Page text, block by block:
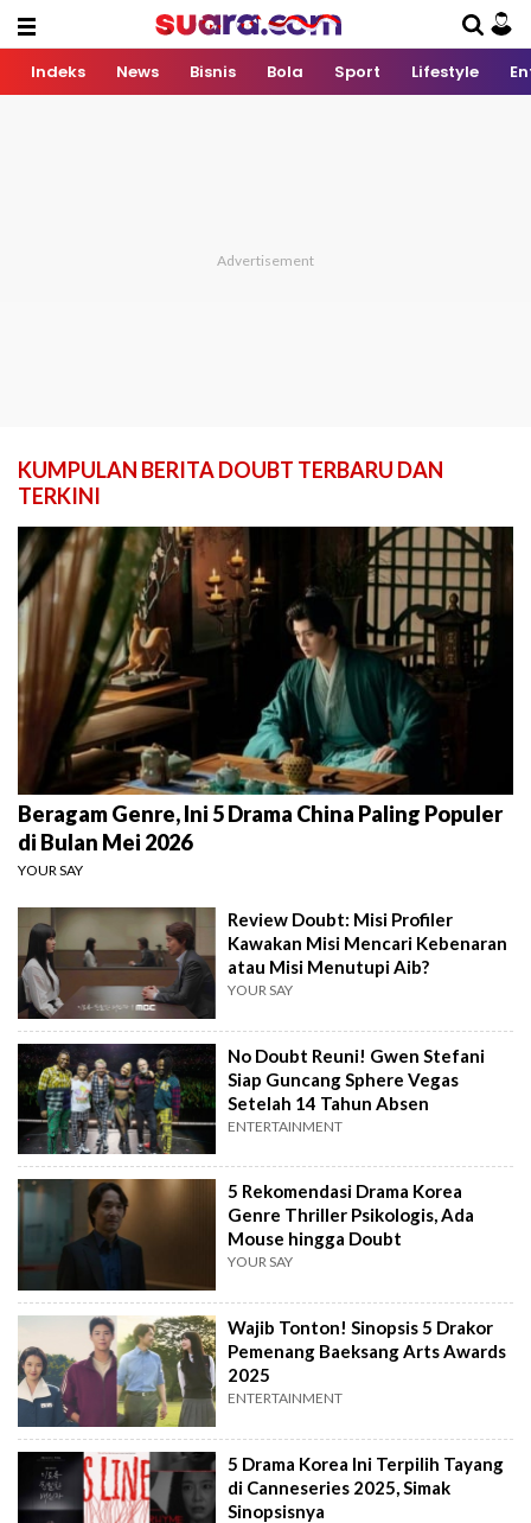
Indeks News Bisnis Bola Sport Lifestyle
KUMPULAN BERITA DOUBT TERBARU DAN
TERKINI
Beragam Genre, Ini 5 Drama China Paling Populer
di Bulan Mei 2026
YOUR SAY
Review Doubt: Misi Profiler
Kawakan Misi Mencari Kebenaran
atau Misi Menutupi Aib?
YOUR SAY
No Doubt Reuni! Gwen Stefani
Siap Guncang Sphere Vegas
Setelah 14 Tahun Absen
ENTERTAINMENT
5 Rekomendasi Drama Korea
Genre Thriller Psikologis, Ada
Mouse hingga Doubt
YOUR SAY
Wajib Tonton! Sinopsis 5 Drakor
Pemenang Baeksang Arts Awards
2025
ENTERTAINMENT
5 Drama Korea Ini Terpilih Tayang
di Canneseries 2025, Simak
Sinopsisnya